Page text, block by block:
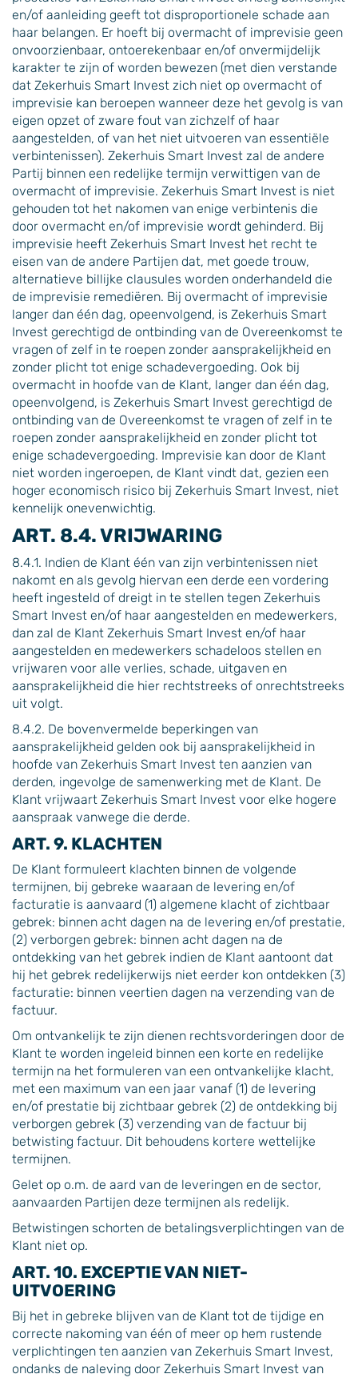
en/of aanleiding geeft tot disproportionele schade aan
haar belangen. Er hoeft bij overmacht of imprevisie geen
onvoorzienbaar, ontoerekenbaar en/of onvermijdelijk
karakter te zijn of worden bewezen (met dien verstande
dat Zekerhuis Smart Invest zich niet op overmacht of
imprevisie kan beroepen wanneer deze het gevolg is van
eigen opzet of zware fout van zichzelf of haar
aangestelden, of van het niet uitvoeren van essentiële
verbintenissen). Zekerhuis Smart Invest zal de andere
Partij binnen een redelijke termijn verwittigen van de
overmacht of imprevisie. Zekerhuis Smart Invest is niet
gehouden tot het nakomen van enige verbintenis die
door overmacht en/of imprevisie wordt gehinderd. Bij
imprevisie heeft Zekerhuis Smart Invest het recht te
eisen van de andere Partijen dat, met goede trouw,
alternatieve billijke clausules worden onderhandeld die
de imprevisie remediëren. Bij overmacht of imprevisie
langer dan één dag, opeenvolgend, is Zekerhuis Smart
Invest gerechtigd de ontbinding van de Overeenkomst te
vragen of zelf in te roepen zonder aansprakelijkheid en
zonder plicht tot enige schadevergoeding. Ook bij
overmacht in hoofde van de Klant, langer dan één dag,
opeenvolgend, is Zekerhuis Smart Invest gerechtigd de
ontbinding van de Overeenkomst te vragen of zelf in te
roepen zonder aansprakelijkheid en zonder plicht tot
enige schadevergoeding. Imprevisie kan door de Klant
niet worden ingeroepen, de Klant vindt dat, gezien een
hoger economisch risico bij Zekerhuis Smart Invest, niet
kennelijk onevenwichtig.
ART. 8.4. VRIJWARING
8.4.1. Indien de Klant één van zijn verbintenissen niet
nakomt en als gevolg hiervan een derde een vordering
heeft ingesteld of dreigt in te stellen tegen Zekerhuis
Smart Invest en/of haar aangestelden en medewerkers,
dan zal de Klant Zekerhuis Smart Invest en/of haar
aangestelden en medewerkers schadeloos stellen en
vrijwaren voor alle verlies, schade, uitgaven en
aansprakelijkheid die hier rechtstreeks of onrechtstreeks
uit volgt.
8.4.2. De bovenvermelde beperkingen van
aansprakelijkheid gelden ook bij aansprakelijkheid in
hoofde van Zekerhuis Smart Invest ten aanzien van
derden, ingevolge de samenwerking met de Klant. De
Klant vrijwaart Zekerhuis Smart Invest voor elke hogere
aanspraak vanwege die derde.
ART. 9. KLACHTEN
De Klant formuleert klachten binnen de volgende
termijnen, bij gebreke waaraan de levering en/of
facturatie is aanvaard (1) algemene klacht of zichtbaar
gebrek: binnen acht dagen na de levering en/of prestatie,
(2) verborgen gebrek: binnen acht dagen na de
ontdekking van het gebrek indien de Klant aantoont dat
hij het gebrek redelijkerwijs niet eerder kon ontdekken (3)
facturatie: binnen veertien dagen na verzending van de
factuur.
Om ontvankelijk te zijn dienen rechtsvorderingen door de
Klant te worden ingeleid binnen een korte en redelijke
termijn na het formuleren van een ontvankelijke klacht,
met een maximum van een jaar vanaf (1) de levering
en/of prestatie bij zichtbaar gebrek (2) de ontdekking bij
verborgen gebrek (3) verzending van de factuur bij
betwisting factuur. Dit behoudens kortere wettelijke
termijnen.
Gelet op o.m. de aard van de leveringen en de sector,
aanvaarden Partijen deze termijnen als redelijk.
Betwistingen schorten de betalingsverplichtingen van de
Klant niet op.
ART. 10. EXCEPTIE VAN NIET-
UITVOERING
Bij het in gebreke blijven van de Klant tot de tijdige en
correcte nakoming van één of meer op hem rustende
verplichtingen ten aanzien van Zekerhuis Smart Invest,
ondanks de naleving door Zekerhuis Smart Invest van